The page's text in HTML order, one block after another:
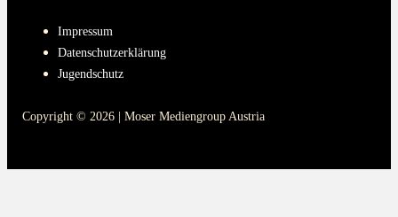
Impressum
Datenschutzerklärung
Jugendschutz
Copyright © 2026 | Moser Mediengroup Austria